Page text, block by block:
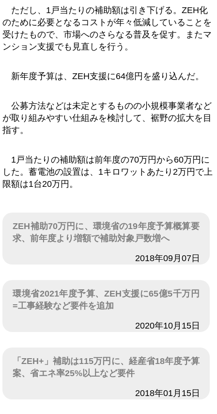
ただし、1戸当たりの補助額は引き下げる。ZEH化
のために必要となるコストが年々低減していることを
受けたもので、市場へのさらなる普及を促す。またマ
ンション支援でも見直しを行う。
新年度予算は、ZEH支援に64億円を盛り込んだ。
公募方法などは未定とするものの小規模事業者など
が取り組みやすい仕組みを検討して、裾野の拡大を目
指す。
1戸当たりの補助額は前年度の70万円から60万円に
した。蓄電池の設置は、1キロワットあたり2万円で上
限額は1台20万円。
ZEH補助70万円に、環境省の19年度予算概算要
求、前年度より増額で補助対象戸数増へ
2018年09月07日
環境省2021年度予算、ZEH支援に65億5千万円
=工事経験など要件を追加
2020年10月15日
「ZEH+」補助は115万円に、経産省18年度予算
案、省エネ率25%以上など要件
2018年01月15日